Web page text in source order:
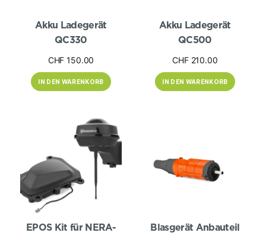
Akku Ladegerät
QC330
CHF 150.00
IN DEN WARENKORB
Akku Ladegerät
QC500
CHF210.00
IN DEN WARENKORB
EPOS Kit für NERA-
Blasgerät Anbauteil